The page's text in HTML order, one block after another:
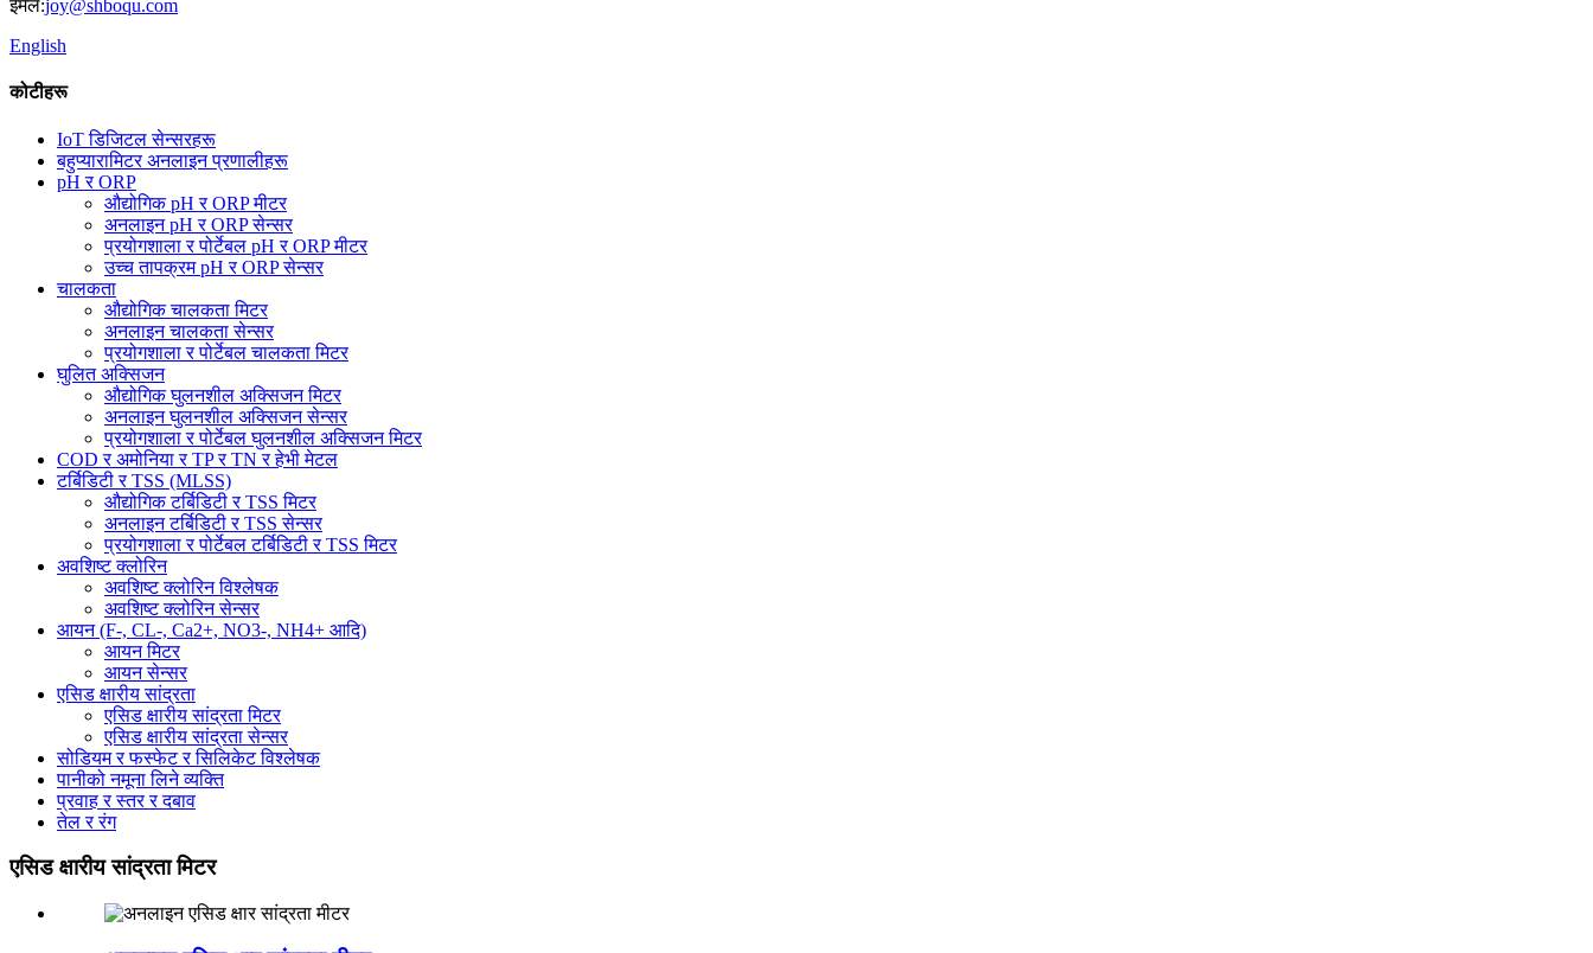
इमेल:joy@shboqu.com
English
कोटीहरू
IoT डिजिटल सेन्सरहरू
बहुप्यारामिटर अनलाइन प्रणालीहरू
pH र ORP
औद्योगिक pH र ORP मीटर
अनलाइन pH र ORP सेन्सर
प्रयोगशाला र पोर्टेबल pH र ORP मीटर
उच्च तापक्रम pH र ORP सेन्सर
चालकता
औद्योगिक चालकता मिटर
अनलाइन चालकता सेन्सर
प्रयोगशाला र पोर्टेबल चालकता मिटर
घुलित अक्सिजन
औद्योगिक घुलनशील अक्सिजन मिटर
अनलाइन घुलनशील अक्सिजन सेन्सर
प्रयोगशाला र पोर्टेबल घुलनशील अक्सिजन मिटर
COD र अमोनिया र TP र TN र हेभी मेटल
टर्बिडिटी र TSS (MLSS)
औद्योगिक टर्बिडिटी र TSS मिटर
अनलाइन टर्बिडिटी र TSS सेन्सर
प्रयोगशाला र पोर्टेबल टर्बिडिटी र TSS मिटर
अवशिष्ट क्लोरिन
अवशिष्ट क्लोरिन विश्लेषक
अवशिष्ट क्लोरिन सेन्सर
आयन (F-, CL-, Ca2+, NO3-, NH4+ आदि)
आयन मिटर
आयन सेन्सर
एसिड क्षारीय सांद्रता
एसिड क्षारीय सांद्रता मिटर
एसिड क्षारीय सांद्रता सेन्सर
सोडियम र फस्फेट र सिलिकेट विश्लेषक
पानीको नमूना लिने व्यक्ति
प्रवाह र स्तर र दबाव
तेल र रंग
एसिड क्षारीय सांद्रता मिटर